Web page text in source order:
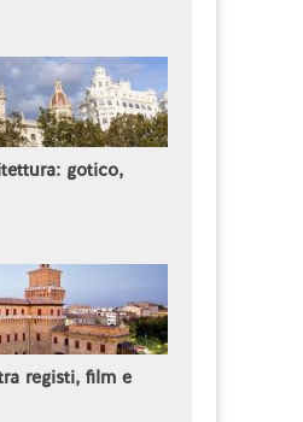
gotico,
registi, film e